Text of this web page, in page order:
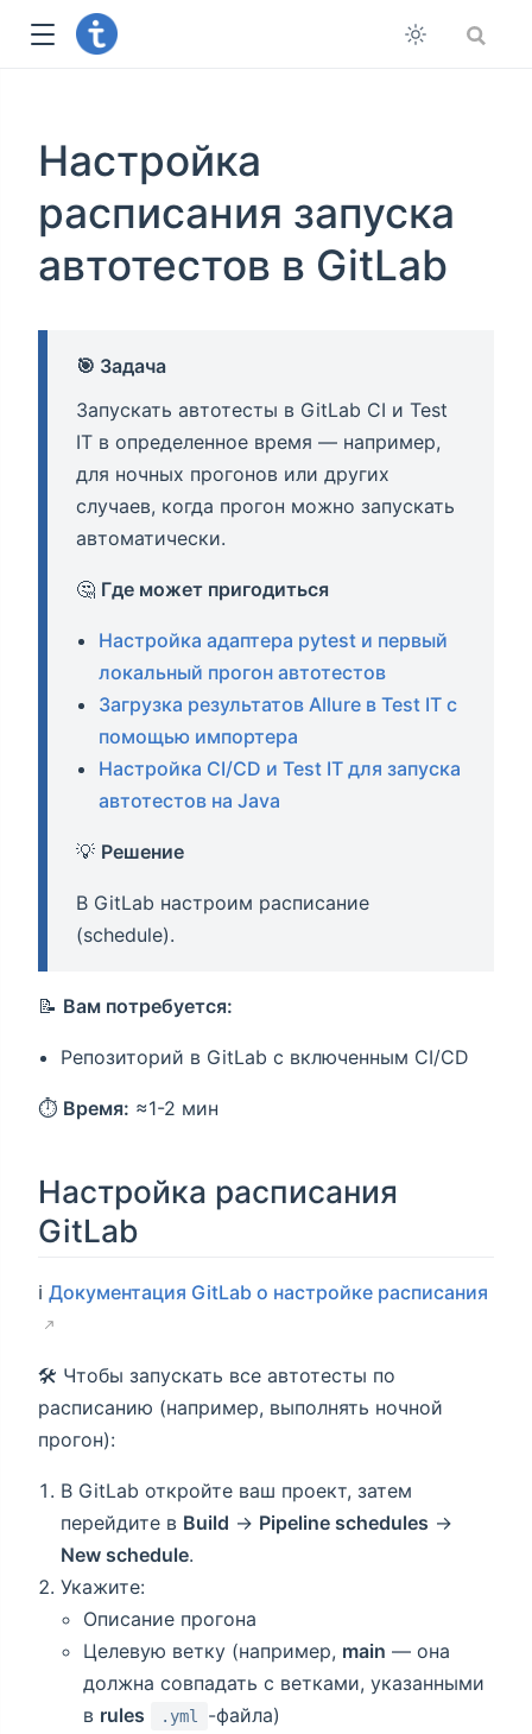
Настройка
расписания запуска
автотестов в GitLab
🎯 Задача
Запускать автотесты в GitLab CI и Test
IT в определенное время — например,
для ночных прогонов или других
случаев, когда прогон можно запускать
автоматически.
🤔 Где может пригодиться
Настройка адаптера pytest и первый
локальный прогон автотестов
Загрузка результатов Allure в Test IT с
помощью импортера
Настройка CI/CD и Test IT для запуска
автотестов на Java
💡 Решение
В GitLab настроим расписание
(schedule).
📝 Вам потребуется:
Репозиторий в GitLab с включенным CI/CD
⏱ Время: ≈1-2 мин
Настройка расписания
GitLab
ℹ️ Документация GitLab о настройке расписания
🛠️ Чтобы запускать все автотесты по
расписанию (например, выполнять ночной
прогон):
В GitLab откройте ваш проект, затем
перейдите в Build → Pipeline schedules →
New schedule.
Укажите:
Описание прогона
Целевую ветку (например, main — она
должна совпадать с ветками, указанными
в rules .yml
-файла)